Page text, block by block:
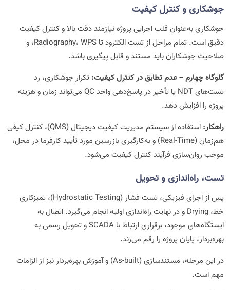
جوشکاری و کنترل کیفیت
جوشکاری به‌عنوان قلب اجرایی پروژه نیازمند دقت بالا و کنترل کیفیت
دقیق است. تمام مراحل از تست الکترود تا Radiography، WPS، و
صلاحیت جوشکاران باید مستند و قابل پیگیری باشد.
گلوگاه چهارم – عدم تطابق در کنترل کیفیت: تکرار جوشکاری، رد
تست‌های NDT یا تأخیر در پاسخ‌دهی واحد QC می‌تواند زمان و هزینه
پروژه را افزایش دهد.
راهکار:
استفاده از سیستم مدیریت کیفیت دیجیتال (QMS)، کنترل کیفی
هم‌زمان (Real-Time) و به‌کارگیری بازرسین مورد تأیید کارفرما در محل،
موجب روان‌سازی فرآیند کنترل کیفیت می‌شود.
تست، راه‌اندازی و تحویل
پس از اجرای فیزیکی، تست فشار (Hydrostatic Testing)، تمیزکاری
خط، Drying و در نهایت راه‌اندازی اولیه انجام می‌گیرد. اتصال به
ایستگاه‌های موجود، برقراری ارتباط با SCADA و تحویل رسمی به
بهره‌بردار، پایان پروژه را رقم می‌زند.
در این مرحله، مستندسازی (As-built) و آموزش بهره‌بردار نیز از الزامات
مهم است.